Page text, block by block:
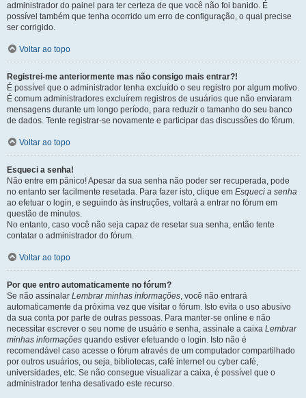
administrador do painel para ter certeza de que você não foi banido. É
possível também que tenha ocorrido um erro de configuração, o qual precise
ser corrigido.
Voltar ao topo
Registrei-me anteriormente mas não consigo mais entrar?!
É possível que o administrador tenha excluído o seu registro por algum motivo.
É comum administradores excluírem registros de usuários que não enviaram
mensagens durante um longo período, para reduzir o tamanho do seu banco
de dados. Tente registrar-se novamente e participar das discussões do fórum.
Voltar ao topo
Esqueci a senha!
Não entre em pânico! Apesar da sua senha não poder ser recuperada, pode
no entanto ser facilmente resetada. Para fazer isto, clique em Esqueci a senha
ao efetuar o login, e seguindo às instruções, voltará a entrar no fórum em
questão de minutos.
No entanto, caso você não seja capaz de resetar sua senha, então tente
contatar o administrador do fórum.
Voltar ao topo
Por que entro automaticamente no fórum?
Se não assinalar Lembrar minhas informações, você não entrará
automaticamente da próxima vez que visitar o fórum. Isto evita o uso abusivo
da sua conta por parte de outras pessoas. Para manter-se online e não
necessitar escrever o seu nome de usuário e senha, assinale a caixa Lembrar
minhas informações quando estiver efetuando o login. Isto não é
recomendável caso acesse o fórum através de um computador compartilhado
por outros usuários, ou seja, bibliotecas, café internet ou cyber café,
universidades, etc. Se não consegue visualizar a caixa, é possível que o
administrador tenha desativado este recurso.